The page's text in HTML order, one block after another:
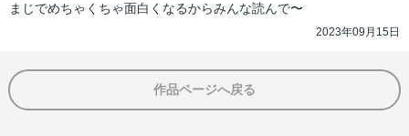
まじでめちゃくちゃ面白くなるからみんな読んで〜
2023年09月15日
作品ページへ戻る